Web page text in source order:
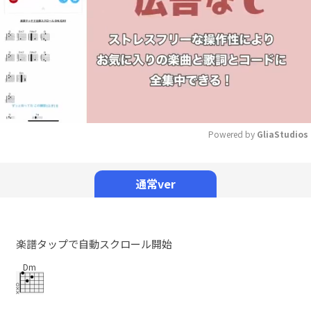
Powered by GliaStudios
通常ver
楽譜タップで自動スクロール開始
Dm